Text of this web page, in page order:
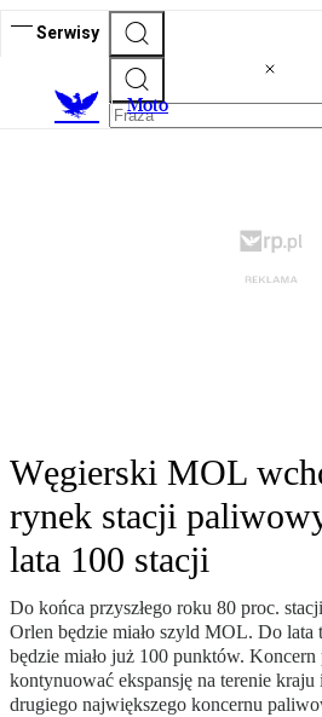
Serwisy
Moto
Węgierski MOL
rynek stacji
lata 100 stacji
Do końca przyszłego roku 80 proc.
Orlen będzie miało szyld MOL. Do
będzie miało już 100 punktów.
kontynuować ekspansję na terenie
drugiego największego koncernu